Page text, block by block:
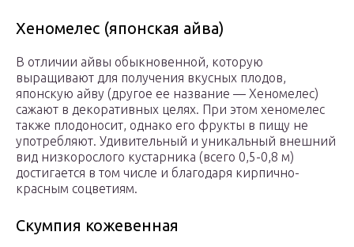
Хеномелес (японская айва)
В отличии айвы обыкновенной, которую
выращивают для получения вкусных плодов,
японскую айву (другое ее название — Хеномелес)
сажают в декоративных целях. При этом хеномелес
также плодоносит, однако его фрукты в пищу не
употребляют. Удивительный и уникальный внешний
вид низкорослого кустарника (всего 0,5-0,8 м)
достигается в том числе и благодаря кирпично-
красным соцветиям.
Скумпия кожевенная